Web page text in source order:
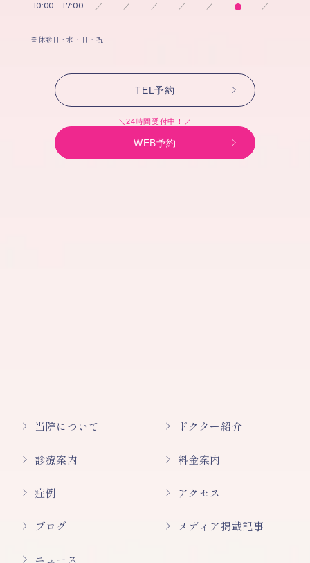
10:00 - 17:00 ／ ／ ／ ／ ／ ／
※休診日 : 水・日・祝
TEL予約
＼24時間受付中！／
WEB予約
当院について ドクター紹介
診療案内 料金案内
症例 アクセス
ブログ メディア掲載記事
ニュース